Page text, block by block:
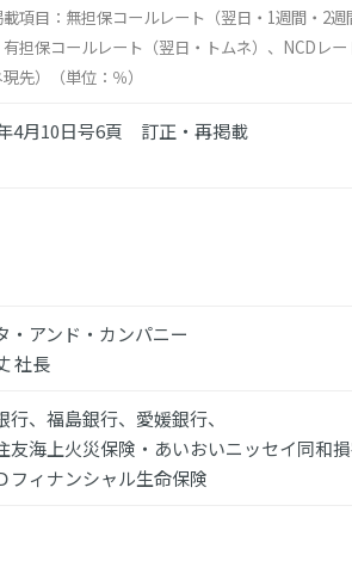
項目：無担保コールレート（翌日・1週間・2
担保コールレート（翌日・トムネ）、NCDレー
先）（単位：％）
4月10日号6頁 訂正・再掲載
・アンド・カンパニー
社長
行、福島銀行、愛媛銀行、
友海上火災保険・あいおいニッセイ同和損
フィナンシャル生命保険